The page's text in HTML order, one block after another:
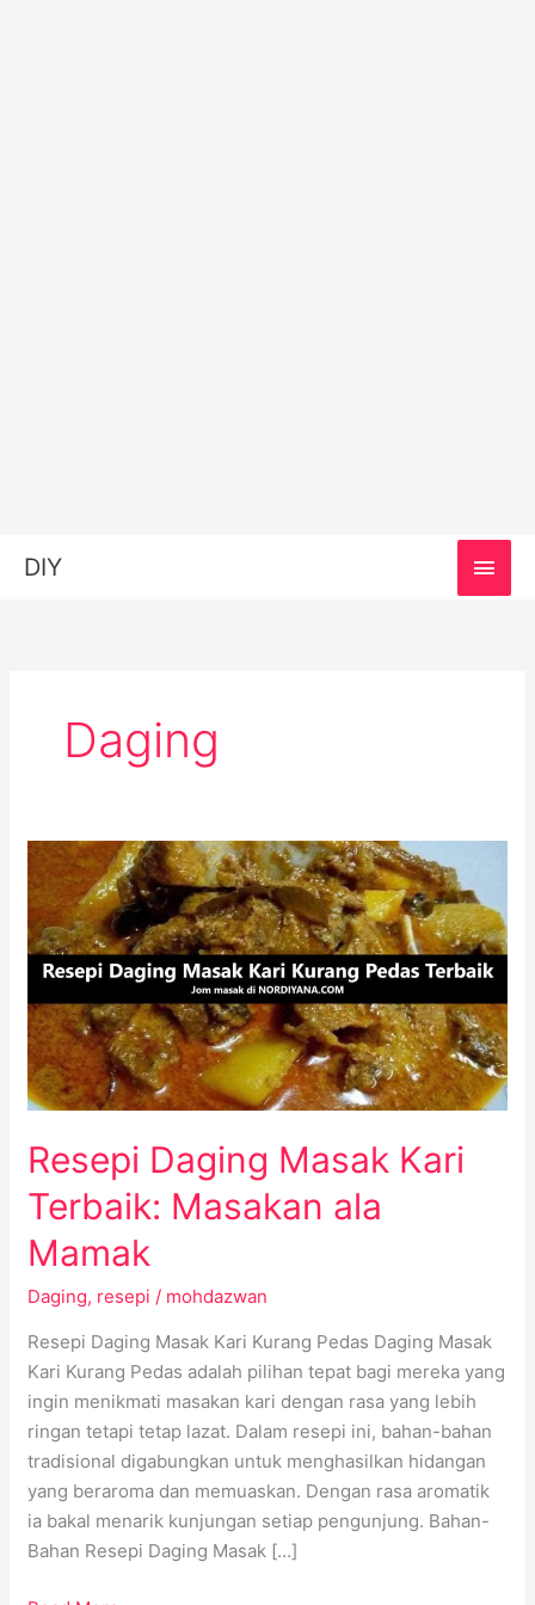
DIY
Daging
Resepi Daging Masak Kari
Terbaik: Masakan ala
Mamak
Daging, resepi / mohdazwan
Resepi Daging Masak Kari Kurang Pedas Daging Masak
Kari Kurang Pedas adalah pilihan tepat bagi mereka yang
ingin menikmati masakan kari dengan rasa yang lebih
ringan tetapi tetap lazat. Dalam resepi ini, bahan-bahan
tradisional digabungkan untuk menghasilkan hidangan
yang beraroma dan memuaskan. Dengan rasa aromatik
ia bakal menarik kunjungan setiap pengunjung. Bahan-
Bahan Resepi Daging Masak […]
Resepi
Daging
Masak
Kari
Terbaik:
Masakan
ala
Mamak